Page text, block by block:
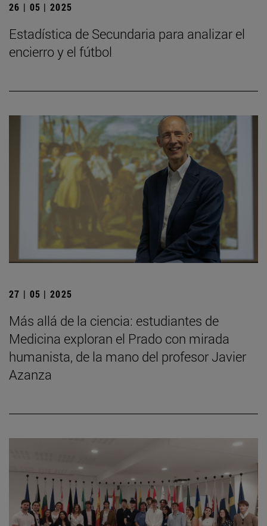
26 | 05 | 2025
Estadística de Secundaria para analizar el
encierro y el fútbol
27 | 05 | 2025
Más allá de la ciencia: estudiantes de
Medicina exploran el Prado con mirada
humanista, de la mano del profesor Javier
Azanza